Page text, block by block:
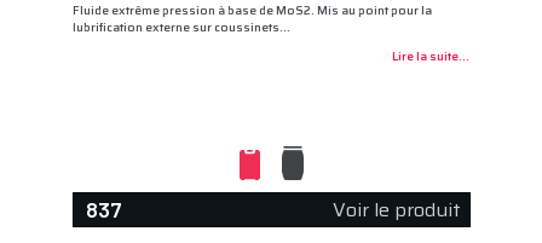
Fluide extrême pression à base de MoS2. Mis au point pour la
lubrification externe sur coussinets…
Lire la suite...
837 Voir le produit